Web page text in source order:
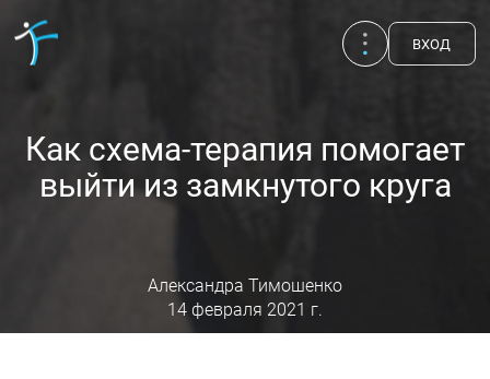
ВХОД
Как схема-терапия помогает
выйти из замкнутого круга
Александра Тимошенко
14 февраля 2021 г.